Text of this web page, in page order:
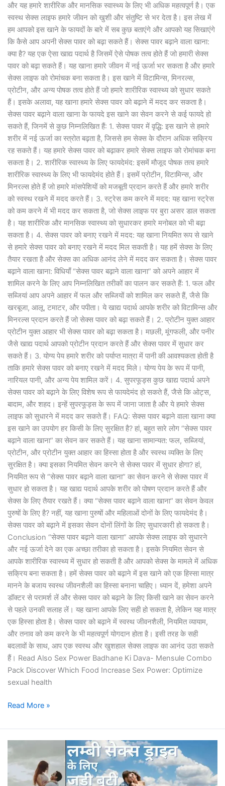
और यह हमारे शारीरिक और मानसिक स्वास्थ्य के लिए भी अधिक महत्वपूर्ण है। एक
स्वस्थ सेक्स लाइफ हमारे जीवन को खुशी और संतुष्टि से भर देता है। इस लेख में
हम आपको इस खाने के फायदों के बारे में सब कुछ बताएंगे और आपको यह सिखाएंगे
कि कैसे आप अपनी सेक्स पावर को बढ़ा सकते हैं। सेक्स पावर बढ़ाने वाला खाना:
क्या है? यह एक ऐसा खाद्य पदार्थ है जिसमें ऐसे पोषक तत्व होते हैं जो हमारी सेक्स
पावर को बढ़ा सकते हैं। यह खाना हमारे जीवन में नई ऊर्जा भर सकता है और हमारे
सेक्स लाइफ को रोमांचक बना सकता है। इस खाने में विटामिन्स, मिनरल्स,
प्रोटीन, और अन्य पोषक तत्व होते हैं जो हमारे शारीरिक स्वास्थ्य को सुधार सकते
हैं। इसके अलावा, यह खाना हमारे सेक्स पावर को बढ़ाने में मदद कर सकता है।
सेक्स पावर बढ़ाने वाला खाना के फायदे इस खाने का सेवन करने से कई फायदे हो
सकते हैं, जिनमें से कुछ निम्नलिखित हैं: 1. सेक्स पावर में वृद्धि: इस खाने से हमारे
शरीर में नई ऊर्जा का स्त्रोत बढ़ता है, जिससे हम सेक्स के दौरान अधिक सक्रिय
रह सकते हैं। यह हमारे सेक्स पावर को बढ़ाकर हमारे सेक्स लाइफ को रोमांचक बना
सकता है। 2. शारीरिक स्वास्थ्य के लिए फायदेमंद: इसमें मौजूद पोषक तत्व हमारे
शारीरिक स्वास्थ्य के लिए भी फायदेमंद होते हैं। इसमें प्रोटीन, विटामिन्स, और
मिनरल्स होते हैं जो हमारे मांसपेशियों को मजबूती प्रदान करते हैं और हमारे शरीर
को स्वस्थ रखने में मदद करते हैं। 3. स्ट्रेस कम करने में मदद: यह खाना स्ट्रेस
को कम करने में भी मदद कर सकता है, जो सेक्स लाइफ पर बुरा असर डाल सकता
है। यह शारीरिक और मानसिक स्वास्थ्य को सुधारकर हमारे मनोबल को भी बढ़ा
सकता है। 4. सेक्स पावर को बनाए रखने में मदद: यह खाना नियमित रूप से खाने
से हमारे सेक्स पावर को बनाए रखने में मदद मिल सकती है। यह हमें सेक्स के लिए
तैयार रखता है और सेक्स का अधिक आनंद लेने में मदद कर सकता है। सेक्स पावर
बढ़ाने वाला खाना: विधियाँ “सेक्स पावर बढ़ाने वाला खाना” को अपने आहार में
शामिल करने के लिए आप निम्नलिखित तरीकों का पालन कर सकते हैं: 1. फल और
सब्जियां आप अपने आहार में फल और सब्जियों को शामिल कर सकते हैं, जैसे कि
खरबूजा, आलू, टमाटर, और पपीता। ये खाद्य पदार्थ आपके शरीर को विटामिन्स और
मिनरल्स प्रदान करते हैं जो सेक्स पावर को बढ़ा सकते हैं। 2. प्रोटीन युक्त आहार
प्रोटीन युक्त आहार भी सेक्स पावर को बढ़ा सकता है। मछली, मूंगफली, और पनीर
जैसे खाद्य पदार्थ आपको प्रोटीन प्रदान करते हैं और सेक्स पावर में सुधार कर
सकते हैं। 3. योग्य पेय हमारे शरीर को पर्याप्त मात्रा में पानी की आवश्यकता होती है
ताकि हमारे सेक्स पावर को बनाए रखने में मदद मिले। योग्य पेय के रूप में पानी,
नारियल पानी, और अन्य पेय शामिल करें। 4. सुपरफूड्स कुछ खाद्य पदार्थ अपने
सेक्स पावर को बढ़ाने के लिए विशेष रूप से फायदेमंद हो सकते हैं, जैसे कि ओट्स,
बादाम, और शहद। इन्हें सुपरफूड्स के रूप में जाना जाता है और ये हमारे सेक्स
लाइफ को सुधारने में मदद कर सकते हैं। FAQ: सेक्स पावर बढ़ाने वाला खाना क्या
इस खाने का उपयोग हर किसी के लिए सुरक्षित है? हां, बहुत सारे लोग “सेक्स पावर
बढ़ाने वाला खाना” का सेवन कर सकते हैं। यह खाना सामान्यत: फल, सब्जियां,
प्रोटीन, और प्रोटीन युक्त आहार का हिस्सा होता है और स्वस्थ व्यक्ति के लिए
सुरक्षित है। क्या इसका नियमित सेवन करने से सेक्स पावर में सुधार होगा? हां,
नियमित रूप से “सेक्स पावर बढ़ाने वाला खाना” का सेवन करने से सेक्स पावर में
सुधार हो सकता है। यह खाद्य पदार्थ आपके शरीर को पोषण प्रदान करते हैं और
सेक्स के लिए तैयार रखते हैं। क्या “सेक्स पावर बढ़ाने वाला खाना” का सेवन केवल
पुरुषों के लिए है? नहीं, यह खाना पुरुषों और महिलाओं दोनों के लिए फायदेमंद है।
सेक्स पावर को बढ़ाने में इसका सेवन दोनों लिंगों के लिए सुधारकारी हो सकता है।
Conclusion “सेक्स पावर बढ़ाने वाला खाना” आपके सेक्स लाइफ को सुधारने
और नई ऊर्जा देने का एक अच्छा तरीका हो सकता है। इसके नियमित सेवन से
आपके शारीरिक स्वास्थ्य में सुधार हो सकती है और आपको सेक्स के मामले में अधिक
सक्रिय बना सकता है। हमें सेक्स पावर को बढ़ाने में इस खाने को एक हिस्सा मात्र
मानने के बजाय स्वस्थ जीवनशैली का हिस्सा बनाना चाहिए। ध्यान दें, हमेशा अपने
डॉक्टर से परामर्श लें और सेक्स पावर को बढ़ाने के लिए किसी खाने का सेवन करने
से पहले उनकी सलाह लें। यह खाना आपके लिए सही हो सकता है, लेकिन यह मात्र
एक हिस्सा होता है। सेक्स पावर को बढ़ाने में स्वस्थ जीवनशैली, नियमित व्यायाम,
और तनाव को कम करने के भी महत्वपूर्ण योगदान होता है। इसी तरह के सही
बदलावों के साथ, आप एक स्वस्थ और खुशहाल सेक्स लाइफ का आनंद उठा सकते
हैं। Read Also Sex Power Badhane Ki Dava- Mensule Combo
Pack Discover Which Food Increase Sex Power: Optimize
sexual health
Read More »